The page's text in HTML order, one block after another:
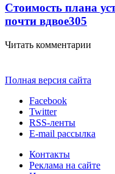
Стоимость плана
почти вдвое305
Читать комментарии
Полная версия сайта
Facebook
Twitter
RSS-ленты
E-mail рассылка
Контакты
Реклама на сайте